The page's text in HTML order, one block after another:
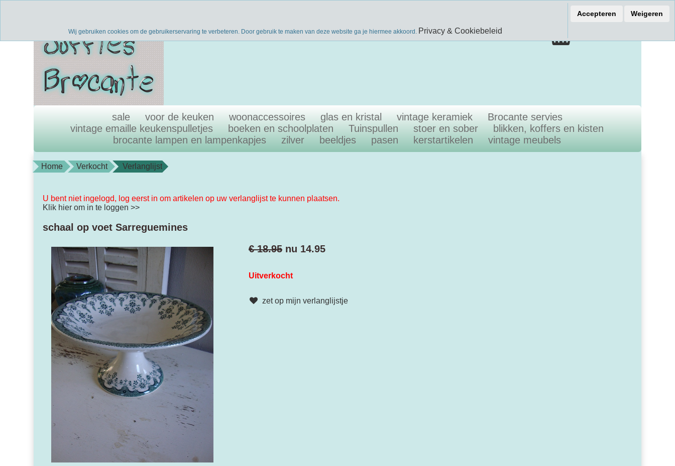
sale voor de keuken woonaccessoires glas en kristal vintage keramiek
Brocante servies
vintage emaille keukenspulletjes
boeken en schoolplaten Tuinspullen stoer en sober
blikken, koffers en kisten
brocante lampen en lampenkapjes
zilver beeldjes pasen kerstartikelen vintage meubels
Home Verkocht Verlanglijst
U bent niet ingelogd, log eerst in om artikelen op uw verlanglijst te kunnen plaatsen.
Klik hier om in te loggen >>
schaal op voet Sarreguemines
€ 18.95 nu 14.95
Uitverkocht
zet op mijn verlanglijstje
Wij gebruiken cookies om de gebruikerservaring te verbeteren. Door gebruik te maken van deze website ga je hiermee akkoord. Privacy & Cookiebeleid
Accepteren Weigeren